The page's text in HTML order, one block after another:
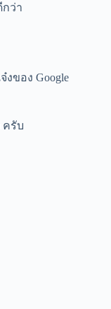
กว่า
งของ Google
ครับ